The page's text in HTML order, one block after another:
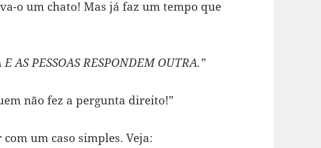
o um chato! Mas já faz um tempo que
AS PESSOAS RESPONDEM OUTRA.”
não fez a pergunta direito!”
um caso simples. Veja: